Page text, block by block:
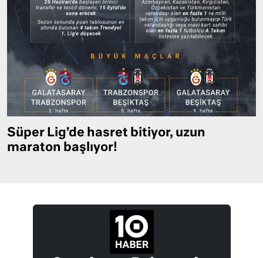
Süper Lig’de hasret bitiyor, uzun
maraton başlıyor!